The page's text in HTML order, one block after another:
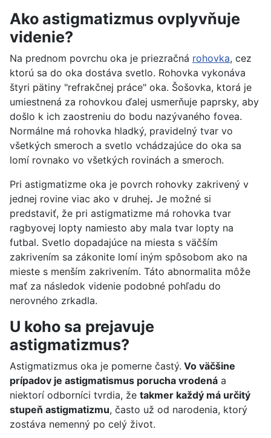
Ako astigmatizmus ovplyvňuje
videnie?
Na prednom povrchu oka je priezračná rohovka, cez
ktorú sa do oka dostáva svetlo. Rohovka vykonáva
štyri pätiny "refrakčnej práce" oka. Šošovka, ktorá je
umiestnená za rohovkou ďalej usmerňuje paprsky, aby
došlo k ich zaostreniu do bodu nazývaného fovea.
Normálne má rohovka hladký, pravidelný tvar vo
všetkých smeroch a svetlo vchádzajúce do oka sa
lomí rovnako vo všetkých rovinách a smeroch.
Pri astigmatizme oka je povrch rohovky zakrivený v
jednej rovine viac ako v druhej. Je možné si
predstaviť, že pri astigmatizme má rohovka tvar
ragbyovej lopty namiesto aby mala tvar lopty na
futbal. Svetlo dopadajúce na miesta s väčším
zakrivením sa zákonite lomí iným spôsobom ako na
mieste s menším zakrivením. Táto abnormalita môže
mať za následok videnie podobné pohľadu do
nerovného zrkadla.
U koho sa prejavuje
astigmatizmus?
Astigmatizmus oka je pomerne častý. Vo väčšine
prípadov je astigmatismus porucha vrodená a
niektorí odborníci tvrdia, že takmer každý má určitý
stupeň astigmatizmu, často už od narodenia, ktorý
zostáva nemenný po celý život.